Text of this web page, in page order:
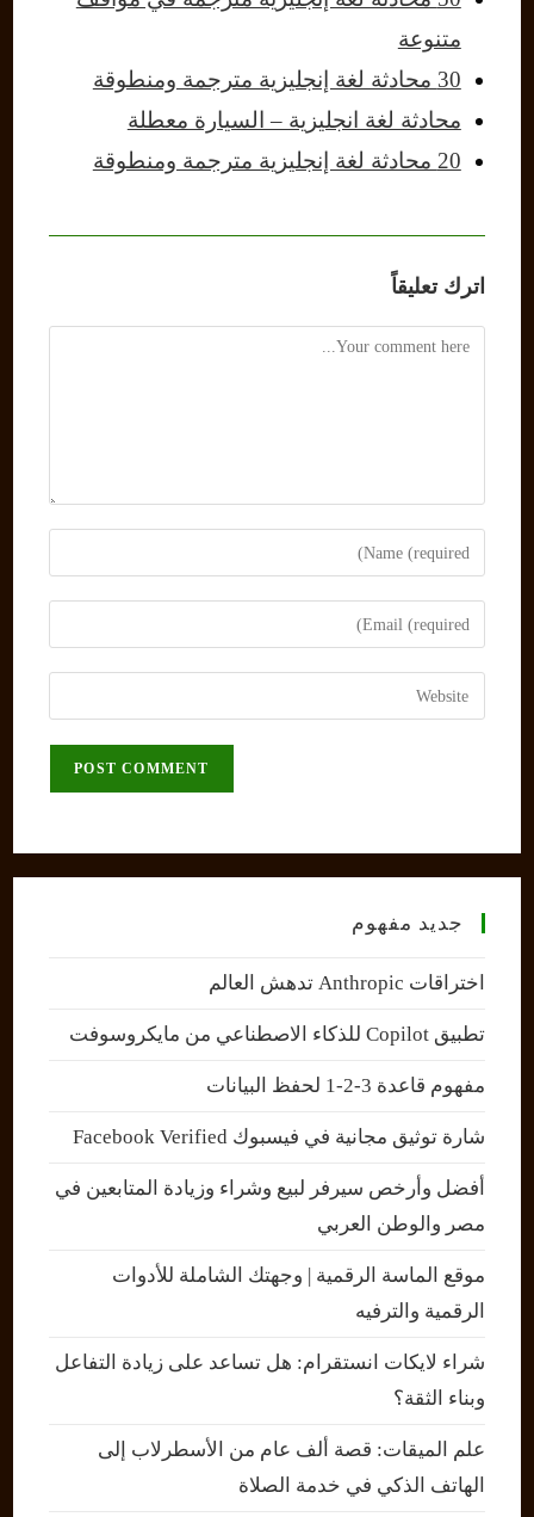
متنوعة
30 محادثة لغة إنجليزية مترجمة ومنطوقة
محادثة لغة انجليزية – السيارة معطلة
20 محادثة لغة إنجليزية مترجمة ومنطوقة
اترك تعليقاً
Comment
Enter
your
name
comment
Enter
your
email
address
Enter
your
جديد مفهوم
اختراقات Anthropic تدهش العالم
تطبيق Copilot للذكاء الاصطناعي من مايكروسوفت
مفهوم قاعدة 3-2-1 لحفظ البيانات
شارة توثيق مجانية في فيسبوك Facebook Verified
أفضل وأرخص سيرفر لبيع وشراء وزيادة المتابعين في
مصر والوطن العربي
موقع الماسة الرقمية | وجهتك الشاملة للأدوات
الرقمية والترفيه
شراء لايكات انستقرام: هل تساعد على زيادة التفاعل
وبناء الثقة؟
علم الميقات: قصة ألف عام من الأسطرلاب إلى
الهاتف الذكي في خدمة الصلاة